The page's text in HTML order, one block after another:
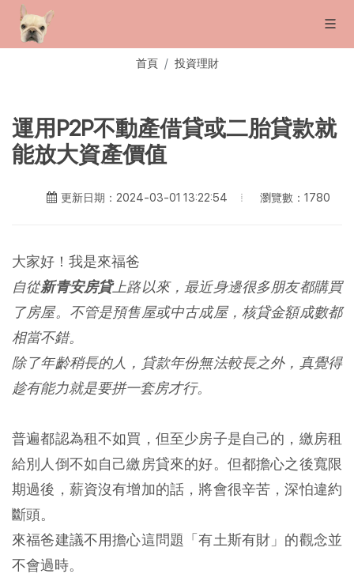
首頁 投資理財
運用P2P不動產借貸或二胎貸款就
能放大資產價值
更新日期：2024-03-01 13:22:54 瀏覽數：1780
大家好！我是來福爸
自從新青安房貸上路以來，最近身邊很多朋友都購買
了房屋。不管是預售屋或中古成屋，核貸金額成數都
相當不錯。
除了年齡稍長的人，貸款年份無法較長之外，真覺得
趁有能力就是要拼一套房才行。
普遍都認為租不如買，但至少房子是自己的，繳房租
給別人倒不如自己繳房貸來的好。但都擔心之後寬限
期過後，薪資沒有增加的話，將會很辛苦，深怕違約
斷頭。
來福爸建議不用擔心這問題「有土斯有財」的觀念並
不會過時。